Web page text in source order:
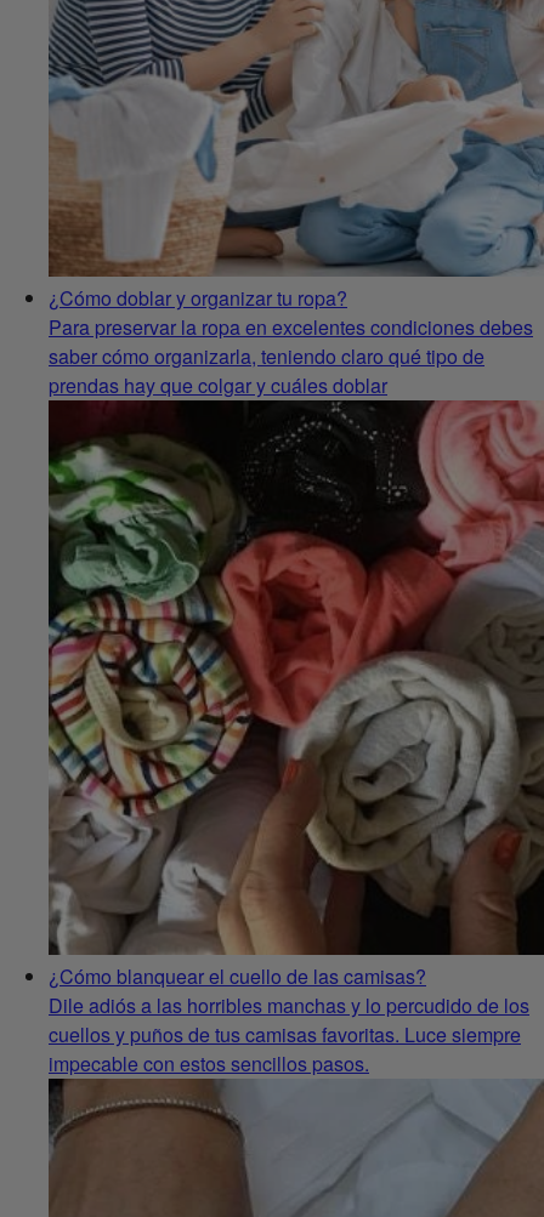
¿Cómo doblar y organizar tu ropa?
Para preservar la ropa en excelentes condiciones debes
saber cómo organizarla, teniendo claro qué tipo de
prendas hay que colgar y cuáles doblar
¿Cómo blanquear el cuello de las camisas?
Dile adiós a las horribles manchas y lo percudido de los
cuellos y puños de tus camisas favoritas. Luce siempre
impecable con estos sencillos pasos.